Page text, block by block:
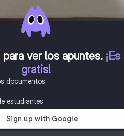
ver los apuntes. ¡Es
gratis!
documentos
estudiantes